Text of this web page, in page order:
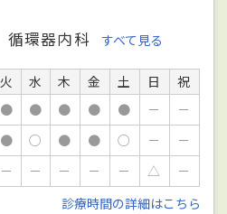
循環器内科 すべて見る
火 水 木 金 土 日
祝
● ● ● ● ● －
－
● ○ ● ● ○ －
－
－ － － － － △
－
診療時間の詳細はこちら